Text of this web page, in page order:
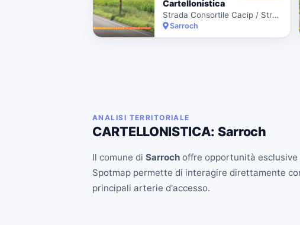
Cartellonistica
Strada Consortile Cacip / Strada 4 Corsie Dopo Q8 In Dx Dir. Pula
Sarroch
ANALISI TERRITORIALE
CARTELLONISTICA: Sarroch
Il comune di Sarroch offre opportunità
Spotmap permette di interagire direttamente
principali arterie d'accesso.